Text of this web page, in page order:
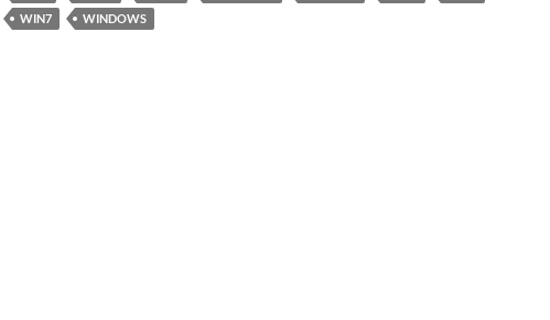
WIN7
WINDOWS